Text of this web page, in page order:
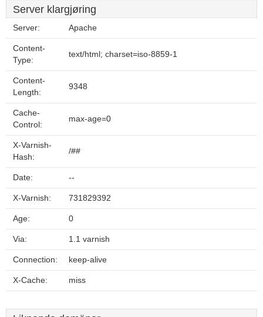
Server klargjøring
Server: Apache
Content-
Type:
text/html; charset=iso-8859-1
Content-
Length:
9348
Cache-
Control:
max-age=0
X-Varnish-
Hash:
/##
Date: --
X-Varnish: 731829392
Age: 0
Via: 1.1 varnish
Connection: keep-alive
X-Cache: miss